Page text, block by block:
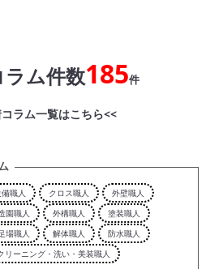
ラム件数185件
ラム一覧はこちら<<
職人 クロス職人
外壁職人
園職人 外構職人
塗装職人
場職人 解体職人
防水職人
リーニング・洗い・美装職人